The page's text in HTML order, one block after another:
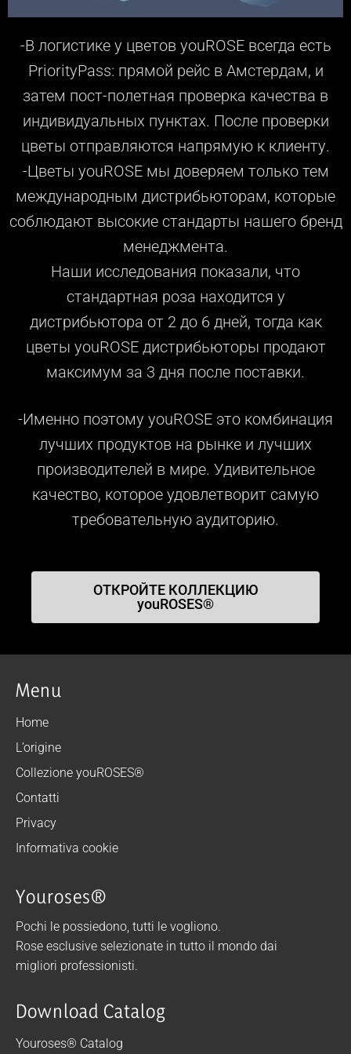
-В логистике у цветов youROSE всегда есть
PriorityPass: прямой рейс в Амстердам, и
затем пост-полетная проверка качества в
индивидуальных пунктах. После проверки
цветы отправляются напрямую к клиенту.
-Цветы youROSE мы доверяем только тем
международным дистрибьюторам, которые
соблюдают высокие стандарты нашего бренд
менеджмента.
Наши исследования показали, что
стандартная роза находится у
дистрибьютора от 2 до 6 дней, тогда как
цветы youROSE дистрибьюторы продают
максимум за 3 дня после поставки.
-Именно поэтому youROSE это комбинация
лучших продуктов на рынке и лучших
производителей в мире. Удивительное
качество, которое удовлетворит самую
требовательную аудиторию.
ОТКРОЙТЕ КОЛЛЕКЦИЮ
youROSES®
Menu
Home
L’origine
Collezione youROSES®
Contatti
Privacy
Informativa cookie
Youroses®
Pochi le possiedono, tutti le vogliono.
Rose esclusive selezionate in tutto il mondo dai
migliori professionisti.
Download Catalog
Youroses® Catalog